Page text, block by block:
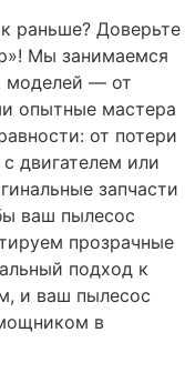
раньше? Доверьте
Мы занимаемся
моделей — от
опытные мастера
от потери
двигателем или
запчасти
ваш пылесос
прозрачные
подход к
и ваш пылесос
в